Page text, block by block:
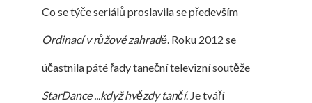
Co se týče seriálů proslavila se především
Ordinací v růžové zahradě. Roku 2012 se
účastnila páté řady taneční televizní soutěže
StarDance ...když hvězdy tančí. Je tváří